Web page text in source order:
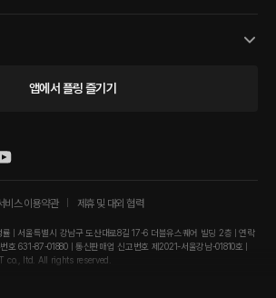
앱에서 플링 즐기기
비스 이용약관 제휴 및 대외 협력
| 서울특별시 강남구 도산대로8길 17-6 더블유스퀘어 빌딩 2층 | 연락
631-87-01880 | 통신판매업 신고번호 제2021-서울강남-01810호 |
co., ltd. All rights reserved.